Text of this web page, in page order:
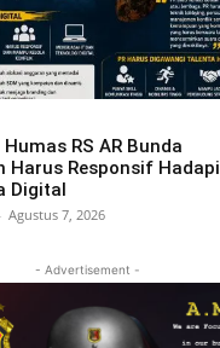
RS AR Bunda
Harus Responsif Hadapi
Digital
- Agustus 7, 2026
- Advertisement -